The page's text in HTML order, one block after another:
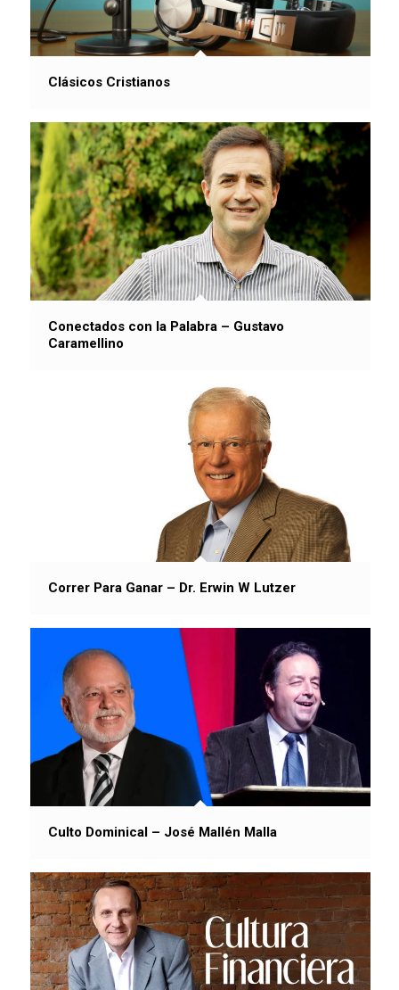
Clásicos Cristianos
Conectados con la Palabra – Gustavo
Caramellino
Correr Para Ganar – Dr. Erwin W Lutzer
Culto Dominical – José Mallén Malla